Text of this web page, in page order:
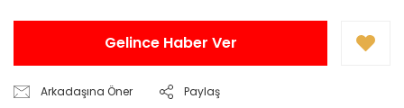
Gelince Haber Ver
Arkadaşına Öner Paylaş